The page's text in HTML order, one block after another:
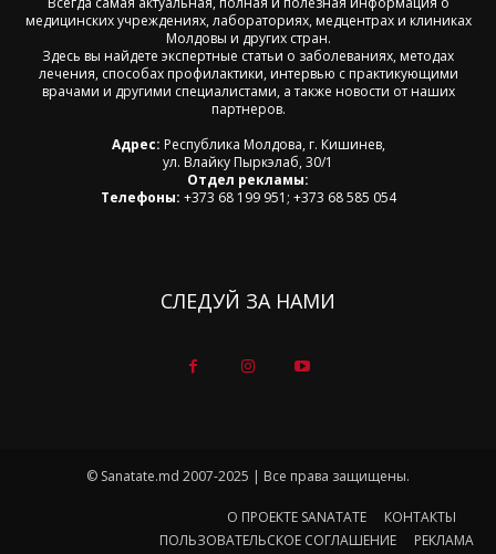
медицинских учреждениях, лабораториях, медцентрах и клиниках
Молдовы и других стран.
Здесь вы найдете экспертные статьи о заболеваниях, методах
лечения, способах профилактики, интервью с практикующими
врачами и другими специалистами, а также новости от наших
партнеров.
Адрес: Республика Молдова, г. Кишинев,
ул. Влайку Пыркэлаб, 30/1
Отдел рекламы:
Телефоны: +373 68 199 951; +373 68 585 054
СЛЕДУЙ ЗА НАМИ
© Sanatate.md 2007-2025 | Все права защищены.
О ПРОЕКТЕ SANATATE
КОНТАКТЫ
ПОЛЬЗОВАТЕЛЬСКОЕ СОГЛАШЕНИЕ
РЕКЛАМА